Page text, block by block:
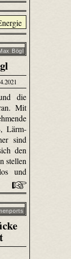
Bögl
die
Mit
, Lärm-
sind
den
stellen
und